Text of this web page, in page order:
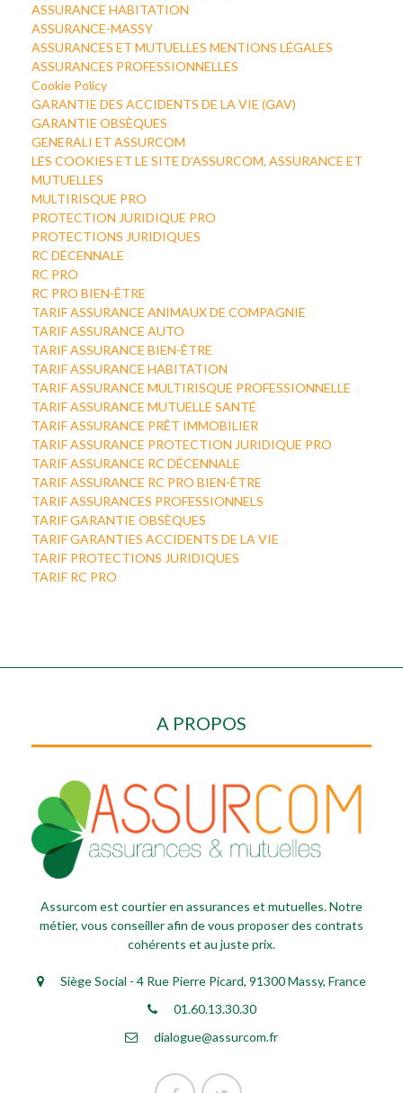
ASSURANCE HABITATION
ASSURANCE-MASSY
ASSURANCES ET MUTUELLES MENTIONS LÉGALES
ASSURANCES PROFESSIONNELLES
Cookie Policy
GARANTIE DES ACCIDENTS DE LA VIE (GAV)
GARANTIE OBSÈQUES
GENERALI ET ASSURCOM
LES COOKIES ET LE SITE D’ASSURCOM, ASSURANCE ET
MUTUELLES
MULTIRISQUE PRO
PROTECTION JURIDIQUE PRO
PROTECTIONS JURIDIQUES
RC DÉCENNALE
RC PRO
RC PRO BIEN-ÊTRE
TARIF ASSURANCE ANIMAUX DE COMPAGNIE
TARIF ASSURANCE AUTO
TARIF ASSURANCE BIEN-ÊTRE
TARIF ASSURANCE HABITATION
TARIF ASSURANCE MULTIRISQUE PROFESSIONNELLE
TARIF ASSURANCE MUTUELLE SANTÉ
TARIF ASSURANCE PRÊT IMMOBILIER
TARIF ASSURANCE PROTECTION JURIDIQUE PRO
TARIF ASSURANCE RC DÉCENNALE
TARIF ASSURANCE RC PRO BIEN-ÊTRE
TARIF ASSURANCES PROFESSIONNELS
TARIF GARANTIE OBSÈQUES
TARIF GARANTIES ACCIDENTS DE LA VIE
TARIF PROTECTIONS JURIDIQUES
TARIF RC PRO
A PROPOS
Assurcom est courtier en assurances et mutuelles. Notre
métier, vous conseiller afin de vous proposer des contrats
cohérents et au juste prix.
Siège Social - 4 Rue Pierre Picard, 91300 Massy, France
01.60.13.30.30
dialogue@assurcom.fr